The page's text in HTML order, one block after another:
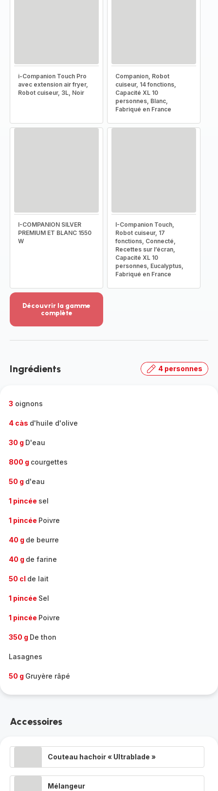
i-Companion Touch Pro
avec extension air fryer,
Robot cuiseur, 3L, Noir
Companion, Robot
cuiseur, 14 fonctions,
Capacité XL 10
personnes, Blanc,
Fabriqué en France
I-COMPANION SILVER
PREMIUM ET BLANC 1550
W
I-Companion Touch,
Robot cuiseur, 17
fonctions, Connecté,
Recettes sur l’écran,
Capacité XL 10
personnes, Eucalyptus,
Fabriqué en France
Découvrir la gamme
complète
-
gamme
Ingrédients 4 personnes
3 oignons
4 càs d'huile d'olive
30 g D'eau
800 g courgettes
50 g d'eau
1 pincée sel
1 pincée Poivre
40 g de beurre
40 g de farine
50 cl de lait
1 pincée Sel
1 pincée Poivre
350 g De thon
Lasagnes
50 g Gruyère râpé
Accessoires
Couteau hachoir « Ultrablade »
Mélangeur